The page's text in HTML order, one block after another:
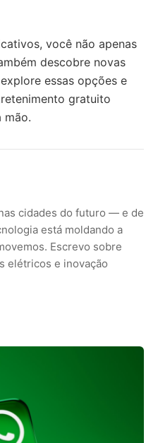
você não apenas
descobre novas
essas opções e
gratuito
mão.
cidades do futuro — e de
está moldando a
Escrevo sobre
elétricos e inovação